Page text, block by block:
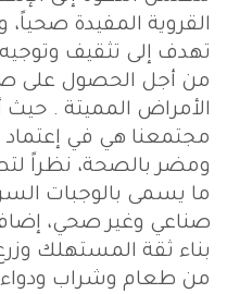
القروية المفيدة
تهدف إلى تثقيف وتوجيه
من أجل الحصول على
الأمراض المميتة .
مجتمعنا هي في
ومضر بالصحة، نظراً
صناعي وغير صحي،
بناء ثقة المستهلك وزرع
من طعام وشراب